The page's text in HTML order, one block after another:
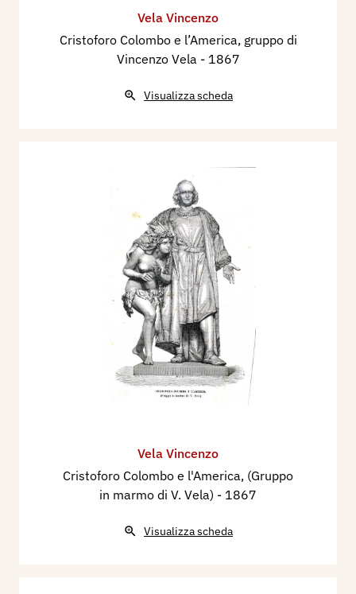
Vela Vincenzo
Cristoforo Colombo e l’America, gruppo di
Vincenzo Vela - 1867
Visualizza scheda
Vela Vincenzo
Cristoforo Colombo e l'America, (Gruppo
in marmo di V. Vela) - 1867
Visualizza scheda